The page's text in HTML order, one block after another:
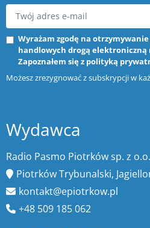
Wyrażam zgodę na
handlowych drogą elektroniczną
Zapoznałem się z polityką
Możesz zrezygnować z subskrypcji w
Wydawca
Radio Pasmo Piotrków sp. z o.o.
Piotrków Trybunalski,
kontakt@epiotrkow.pl
+48 509 185 062